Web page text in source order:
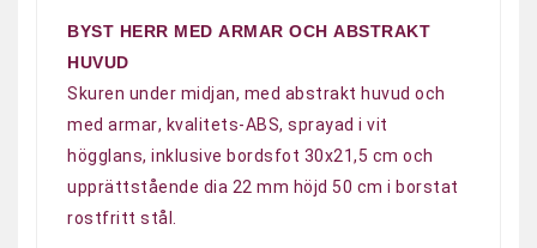
BYST HERR MED ARMAR OCH ABSTRAKT
HUVUD
Skuren under midjan, med abstrakt huvud och
med armar, kvalitets-ABS, sprayad i vit
högglans, inklusive bordsfot 30x21,5 cm och
upprättstående dia 22 mm höjd 50 cm i borstat
rostfritt stål.